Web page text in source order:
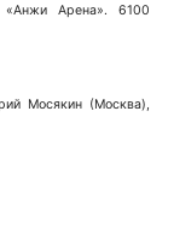
Арена». 6100
Мосякин (Москва),